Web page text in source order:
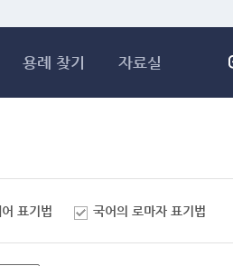
용례 찾기 자료실
표기법 국어의 로마자 표기법